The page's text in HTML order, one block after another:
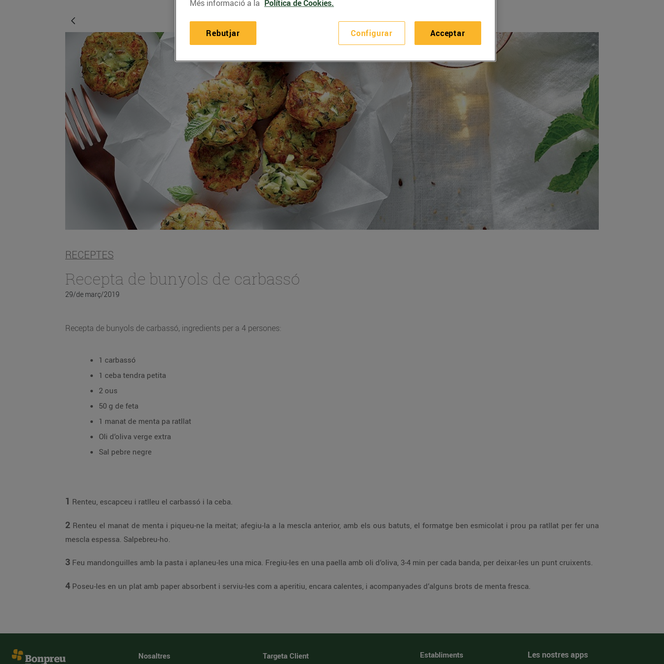
RECEPTES
Recepta de bunyols de carbassó
29/de març/2019
Recepta de bunyols de carbassó, ingredients per a 4 persones:
1 carbassó
1 ceba tendra petita
2 ous
50 g de feta
1 manat de menta pa ratllat
Oli d’oliva verge extra
Sal pebre negre
1 Renteu, escapceu i ratlleu el carbassó i la ceba.
2 Renteu el manat de menta i piqueu-ne la meitat; afegiu-la a la mescla anterior, amb els ous batuts, el formatge ben esmicolat i prou pa ratllat per fer una
mescla espessa. Salpebreu-ho.
3 Feu mandonguilles amb la pasta i aplaneu-les una mica. Fregiu-les en una paella amb oli d’oliva, 3-4 min per cada banda, per deixar-les un punt cruixents.
4 Poseu-les en un plat amb paper absorbent i serviu-les com a aperitiu, encara calentes, i acompanyades d’alguns brots de menta fresca.
Nosaltres Targeta Client Establiments Les nostres apps
Més informació a la Política de Cookies.
Configurar
Rebutjar Acceptar